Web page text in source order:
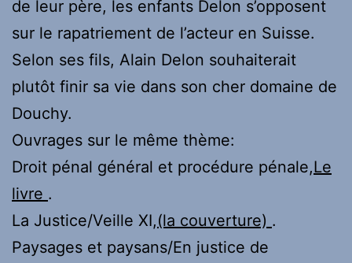
de leur père, les enfants Delon s’opposent
sur le rapatriement de l’acteur en Suisse.
Selon ses fils, Alain Delon souhaiterait
plutôt finir sa vie dans son cher domaine de
Douchy.
Ouvrages sur le même thème:
Droit pénal général et procédure pénale,Le
livre .
La Justice/Veille XI,(la couverture) .
Paysages et paysans/En justice de